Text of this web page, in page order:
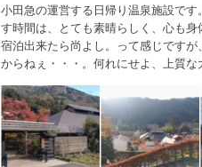
小田急の運営する日帰り温泉施設で
す時間は、とても素晴らしく、心も身
宿泊出来たら尚よし。って感じです
からねぇ・・・。何れにせよ、上質な